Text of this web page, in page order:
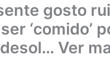
gosto
‘comido’
Ver